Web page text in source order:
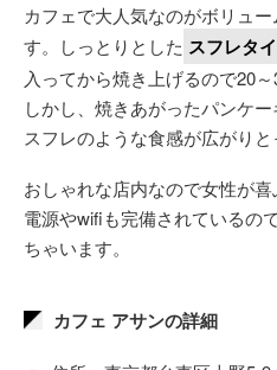
カフェで大人気なのがボリュ
す。しっとりとした スフレタ
入ってから焼き上げるので20
しかし、焼きあがったパンケー
スフレのような食感が広がりと
おしゃれな店内なので女性が
電源やwifiも完備されているの
ちゃいます。
カフェ アサンの詳細